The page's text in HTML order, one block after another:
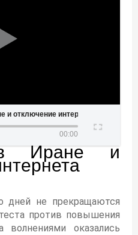
интернета
00:00
в Иране и
дней не прекращаются
против повышения
оказались